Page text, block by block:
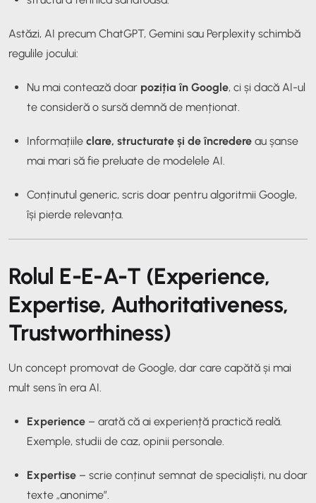
Astăzi, AI precum ChatGPT, Gemini sau Perplexity schimbă
regulile jocului:
Nu mai contează doar poziția în Google, ci și dacă AI-ul
te consideră o sursă demnă de menționat.
Informațiile clare, structurate și de încredereau șanse
mai mari să fie preluate de modelele AI.
Conținutul generic, scris doar pentru algoritmii Google,
își pierde relevanța.
Rolul E-E-A-T (Experience,
Expertise, Authoritativeness,
Trustworthiness)
Un concept promovat de Google, dar care capătă și mai
mult sens în era AI.
Experience– arată că ai experiență practică reală.
Exemple, studii de caz, opinii personale.
Expertise– scrie conținut semnat de specialiști, nu doar
texte „anonime”.